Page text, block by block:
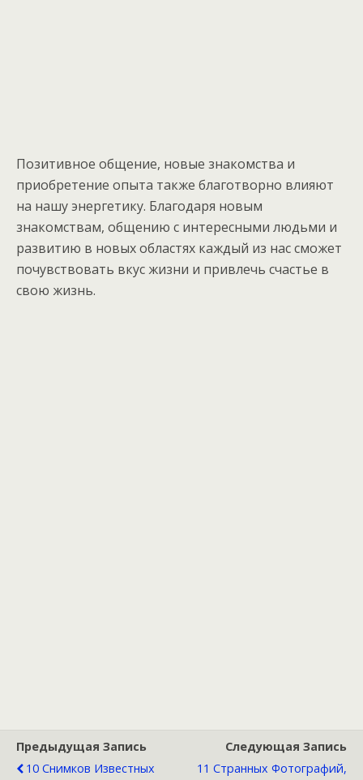
Позитивное общение, новые знакомства и
приобретение опыта также благотворно влияют
на нашу энергетику. Благодаря новым
знакомствам, общению с интересными людьми и
развитию в новых областях каждый из нас сможет
почувствовать вкус жизни и привлечь счастье в
свою жизнь.
Предыдущая Запись
10 Снимков Известных
Следующая Запись
11 Странных Фотографий,